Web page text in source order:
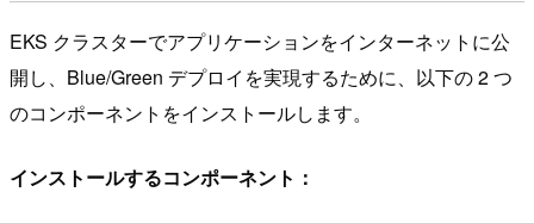
EKS クラスターでアプリケーションをインターネットに公
開し、Blue/Green デプロイを実現するために、以下の 2 つ
のコンポーネントをインストールします。
インストールするコンポーネント：